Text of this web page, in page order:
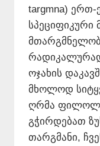
targmna)
სპეციფიკური
რადიკალურად
ოჯახის
მხოლოდ
ღრმა
გჭირდებათ
თარგმანი,